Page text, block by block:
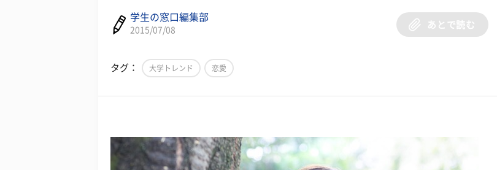
学生の窓口編集部
2015/07/08
あとで読む
タグ： 大学トレンド 恋愛